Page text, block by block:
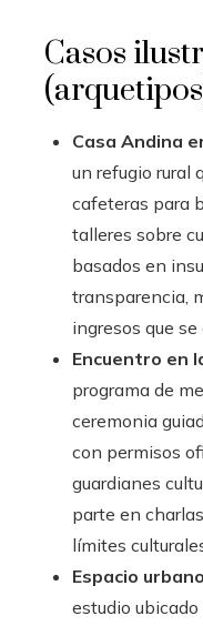
Casos
Casa Andina
un refugio rural
cafeteras para
talleres sobre
basados en
transparencia,
ingresos que
Encuentro en
programa de
ceremonia
con permisos
guardianes
parte en
límites
Espacio
estudio